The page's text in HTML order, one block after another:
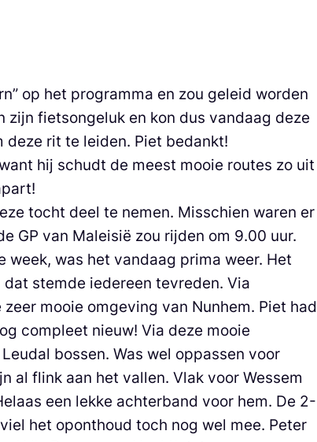
op het programma en zou geleid worden
fietsongeluk en kon dus vandaag deze
deze rit te leiden. Piet bedankt!
hij schudt de meest mooie routes zo uit
tocht deel te nemen. Misschien waren er
GP van Maleisië zou rijden om 9.00 uur.
was het vandaag prima weer. Het
stemde iedereen tevreden. Via
mooie omgeving van Nunhem. Piet had
compleet nieuw! Via deze mooie
bossen. Was wel oppassen voor
al flink aan het vallen. Vlak voor Wessem
een lekke achterband voor hem. De 2-
het oponthoud toch nog wel mee. Peter